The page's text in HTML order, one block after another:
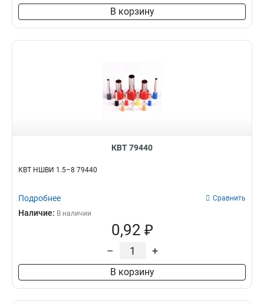
В корзину
КВТ 79440
КВТ НШВИ 1.5–8 79440
Подробнее Сравнить
Наличие: В наличии
0,92 ₽
– +
В корзину